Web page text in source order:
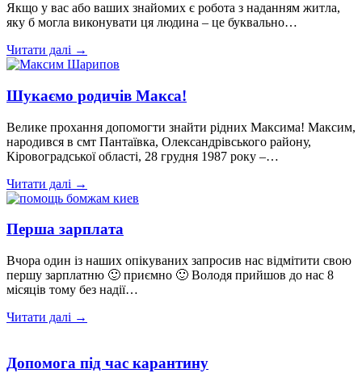
Якщо у вас або ваших знайомих є робота з наданням житла,
яку б могла виконувати ця людина – це буквально…
Читати далі →
Шукаємо родичів Макса!
Велике прохання допомогти знайти рідних Максима! Максим,
народився в смт Пантаївка, Олександрівського району,
Кіровоградської області, 28 грудня 1987 року –…
Читати далі →
Перша зарплата
Вчора один із наших опікуваних запросив нас відмітити свою
першу зарплатню 🙂 приємно 🙂 Володя прийшов до нас 8
місяців тому без надії…
Читати далі →
Допомога під час карантину